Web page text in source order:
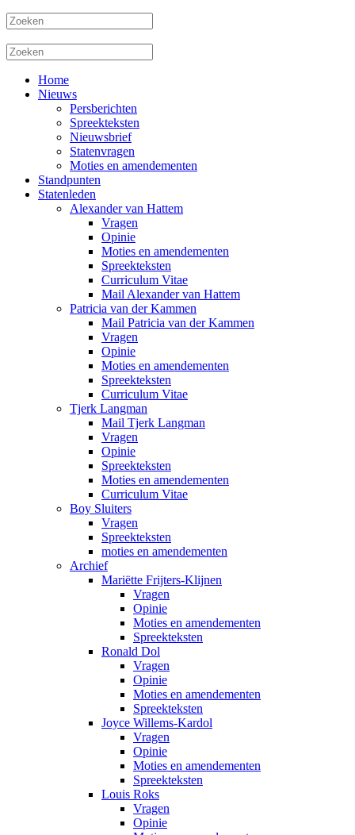
Home
Nieuws
Persberichten
Spreekteksten
Nieuwsbrief
Statenvragen
Moties en amendementen
Standpunten
Statenleden
Alexander van Hattem
Vragen
Opinie
Moties en amendementen
Spreekteksten
Curriculum Vitae
Mail Alexander van Hattem
Patricia van der Kammen
Mail Patricia van der Kammen
Vragen
Opinie
Moties en amendementen
Spreekteksten
Curriculum Vitae
Tjerk Langman
Mail Tjerk Langman
Vragen
Opinie
Spreekteksten
Moties en amendementen
Curriculum Vitae
Boy Sluiters
Vragen
Spreekteksten
moties en amendementen
Archief
Mariëtte Frijters-Klijnen
Vragen
Opinie
Moties en amendementen
Spreekteksten
Ronald Dol
Vragen
Opinie
Moties en amendementen
Spreekteksten
Joyce Willems-Kardol
Vragen
Opinie
Moties en amendementen
Spreekteksten
Louis Roks
Vragen
Opinie